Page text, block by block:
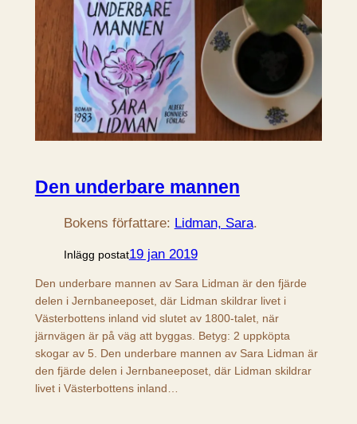
Den underbare mannen
Bokens författare: Lidman, Sara.
Inlägg postat19 jan 2019
Den underbare mannen av Sara Lidman är den fjärde
delen i Jernbaneeposet, där Lidman skildrar livet i
Västerbottens inland vid slutet av 1800-talet, när
järnvägen är på väg att byggas. Betyg: 2 uppköpta
skogar av 5. Den underbare mannen av Sara Lidman är
den fjärde delen i Jernbaneeposet, där Lidman skildrar
livet i Västerbottens inland…